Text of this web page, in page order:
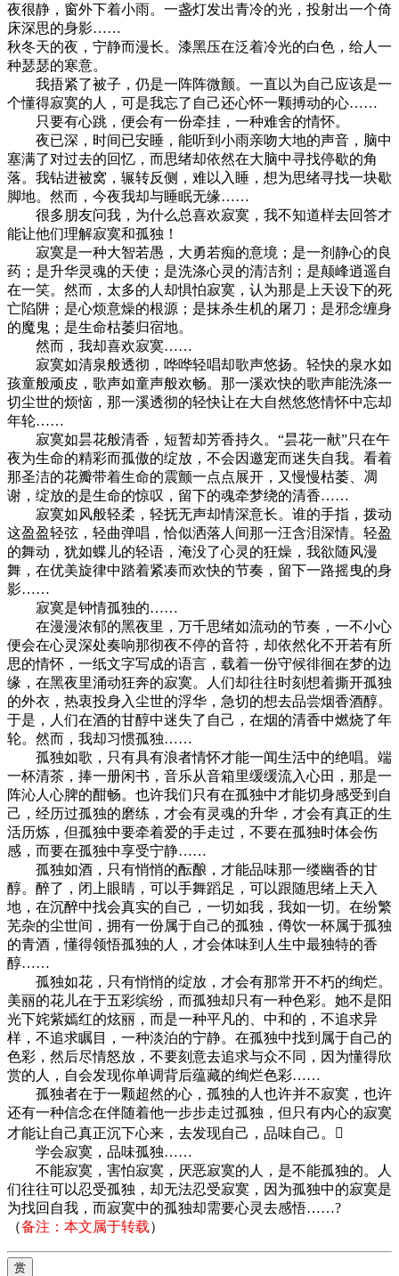
夜很静，窗外下着小雨。一盏灯发出青冷的光，投射出一个倚
床深思的身影……
秋冬天的夜，宁静而漫长。漆黑压在泛着冷光的白色，给人一
种瑟瑟的寒意。
我捂紧了被子，仍是一阵阵微颤。一直以为自己应该是一
个懂得寂寞的人，可是我忘了自己还心怀一颗搏动的心……
只要有心跳，便会有一份牵挂，一种难舍的情怀。
夜已深，时间已安睡，能听到小雨亲吻大地的声音，脑中
塞满了对过去的回忆，而思绪却依然在大脑中寻找停歇的角
落。我钻进被窝，辗转反侧，难以入睡，想为思绪寻找一块歇
脚地。然而，今夜我却与睡眠无缘……
很多朋友问我，为什么总喜欢寂寞，我不知道样去回答才
能让他们理解寂寞和孤独！
寂寞是一种大智若愚，大勇若痴的意境；是一剂静心的良
药；是升华灵魂的天使；是洗涤心灵的清洁剂；是颠峰逍遥自
在一笑。然而，太多的人却惧怕寂寞，认为那是上天设下的死
亡陷阱；是心烦意燥的根源；是抹杀生机的屠刀；是邪念缠身
的魔鬼；是生命枯萎归宿地。
然而，我却喜欢寂寞……
寂寞如清泉般透彻，哗哗轻唱却歌声悠扬。轻快的泉水如
孩童般顽皮，歌声如童声般欢畅。那一溪欢快的歌声能洗涤一
切尘世的烦恼，那一溪透彻的轻快让在大自然悠悠情怀中忘却
年轮……
寂寞如昙花般清香，短暂却芳香持久。“昙花一献”只在午
夜为生命的精彩而孤傲的绽放，不会因邀宠而迷失自我。看着
那圣洁的花瓣带着生命的震颤一点点展开，又慢慢枯萎、凋
谢，绽放的是生命的惊叹，留下的魂牵梦绕的清香……
寂寞如风般轻柔，轻抚无声却情深意长。谁的手指，拨动
这盈盈轻弦，轻曲弹唱，恰似洒落人间那一汪含泪深情。轻盈
的舞动，犹如蝶儿的轻语，淹没了心灵的狂燥，我欲随风漫
舞，在优美旋律中踏着紧凑而欢快的节奏，留下一路摇曳的身
影……
寂寞是钟情孤独的……
在漫漫浓郁的黑夜里，万千思绪如流动的节奏，一不小心
便会在心灵深处奏响那彻夜不停的音符，却依然化不开若有所
思的情怀，一纸文字写成的语言，载着一份守候徘徊在梦的边
缘，在黑夜里涌动狂奔的寂寞。人们却往往时刻想着撕开孤独
的外衣，热衷投身入尘世的浮华，急切的想去品尝烟香酒醇。
于是，人们在酒的甘醇中迷失了自己，在烟的清香中燃烧了年
轮。然而，我却习惯孤独……
孤独如歌，只有具有浪者情怀才能一闻生活中的绝唱。端
一杯清茶，捧一册闲书，音乐从音箱里缓缓流入心田，那是一
阵沁人心脾的酣畅。也许我们只有在孤独中才能切身感受到自
己，经历过孤独的磨练，才会有灵魂的升华，才会有真正的生
活历炼，但孤独中要牵着爱的手走过，不要在孤独时体会伤
感，而要在孤独中享受宁静……
孤独如酒，只有悄悄的酝酿，才能品味那一缕幽香的甘
醇。醉了，闭上眼睛，可以手舞蹈足，可以跟随思绪上天入
地，在沉醉中找会真实的自己，一切如我，我如一切。在纷繁
芜杂的尘世间，拥有一份属于自己的孤独，僔饮一杯属于孤独
的青酒，懂得领悟孤独的人，才会体味到人生中最独特的香
醇……
孤独如花，只有悄悄的绽放，才会有那常开不朽的绚烂。
美丽的花儿在于五彩缤纷，而孤独却只有一种色彩。她不是阳
光下姹紫嫣红的炫丽，而是一种平凡的、中和的，不追求异
样，不追求瞩目，一种淡泊的宁静。在孤独中找到属于自己的
色彩，然后尽情怒放，不要刻意去追求与众不同，因为懂得欣
赏的人，自会发现你单调背后蕴藏的绚烂色彩……
孤独者在于一颗超然的心，孤独的人也许并不寂寞，也许
还有一种信念在伴随着他一步步走过孤独，但只有内心的寂寞
才能让自己真正沉下心来，去发现自己，品味自己。
学会寂寞，品味孤独……
不能寂寞，害怕寂寞，厌恶寂寞的人，是不能孤独的。人
们往往可以忍受孤独，却无法忍受寂寞，因为孤独中的寂寞是
为找回自我，而寂寞中的孤独却需要心灵去感悟……?
（备注：本文属于转载）
赏